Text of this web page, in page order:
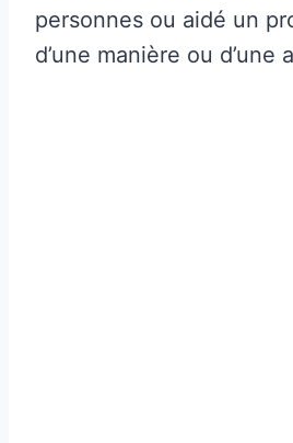
personnes ou aidé un
d’une manière ou d’une